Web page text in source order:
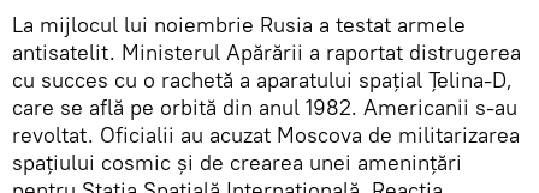
La mijlocul lui noiembrie Rusia a testat armele
antisatelit. Ministerul Apărării a raportat distrugerea
cu succes cu o rachetă a aparatului spațial Țelina-D,
care se află pe orbită din anul 1982. Americanii s-au
revoltat. Oficialii au acuzat Moscova de militarizarea
spațiului cosmic și de crearea unei amenințări